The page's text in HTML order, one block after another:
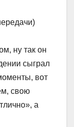
ну так он
сыграл
вот
свою
а